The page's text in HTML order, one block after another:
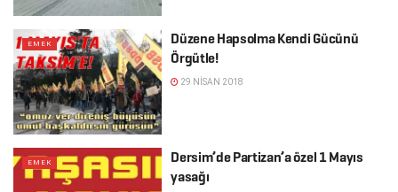
EMEK
Düzene Hapsolma Kendi Gücünü
Örgütle!
29 NISAN 2018
EMEK
Dersim’de Partizan’a özel 1 Mayıs
yasağı